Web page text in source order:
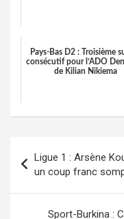
Pays-Bas D2 : Troisième
consécutif pour l’ADO
de Kilian Nikiema
de
l’article
Ligue 1 : Arsène
un coup franc
Sport-Burkina :